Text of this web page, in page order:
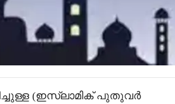
(ഇസ്ലാമിക് പുതുവർ